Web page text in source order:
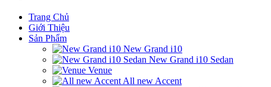
Trang Chủ
Giới Thiệu
Sản Phẩm
New Grand i10
New Grand i10 Sedan
Venue
All new Accent